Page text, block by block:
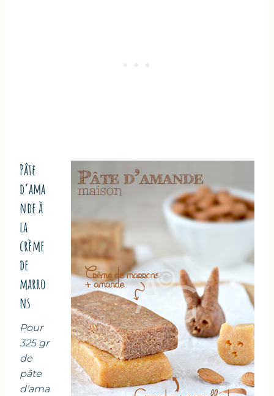
Pâte
d’ama
nde à
la
crème
de
marro
ns
Pour
325 gr
de
pâte
d’ama